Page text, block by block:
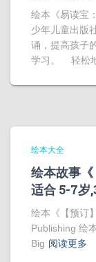
绘本《易读宝
少年儿童出版
诵，提高孩子
学习。 轻松
绘本大全
绘本故事
适合 5-7岁
绘本《【预订
Publishing 绘
Big 阅读更多